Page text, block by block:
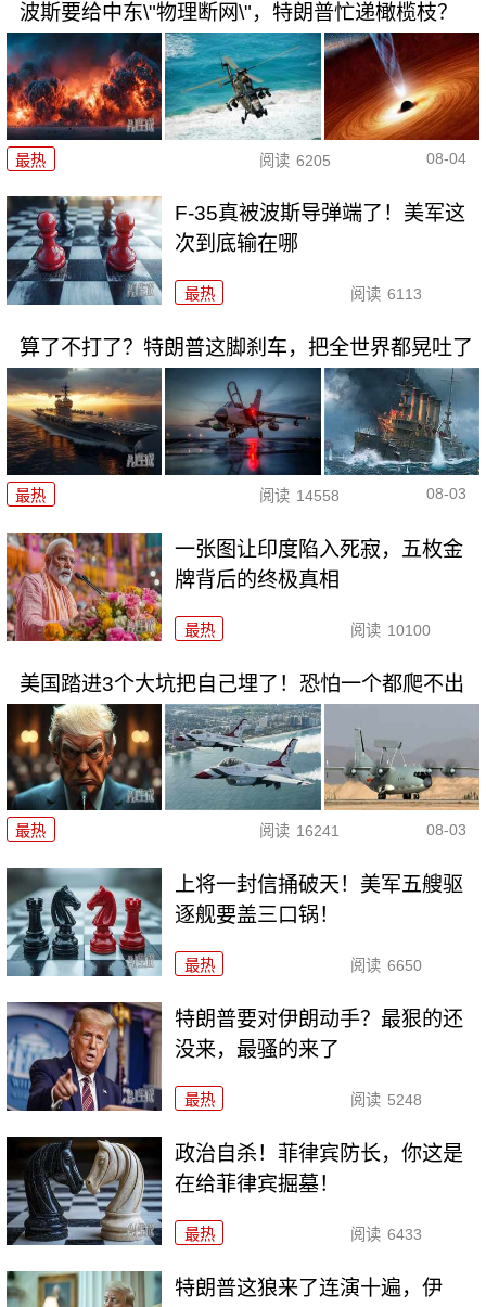
波斯要给中东\"物理断网\"，特朗普忙递橄榄枝？
最热 阅读 6205 08-04
F-35真被波斯导弹端了！美军这
次到底输在哪
最热 阅读 6113
算了不打了？特朗普这脚刹车，把全世界都晃吐了
最热 阅读 14558 08-03
一张图让印度陷入死寂，五枚金
牌背后的终极真相
最热 阅读 10100
美国踏进3个大坑把自己埋了！恐怕一个都爬不出
最热 阅读 16241 08-03
上将一封信捅破天！美军五艘驱
逐舰要盖三口锅！
最热 阅读 6650
特朗普要对伊朗动手？最狠的还
没来，最骚的来了
最热 阅读 5248
政治自杀！菲律宾防长，你这是
在给菲律宾掘墓！
最热 阅读 6433
特朗普这狼来了连演十遍，伊